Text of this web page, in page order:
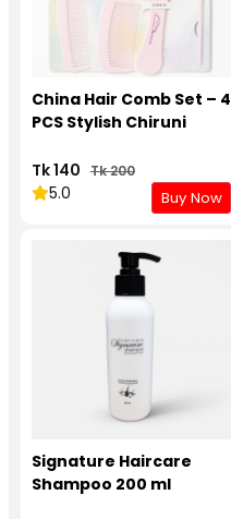
China Hair Comb Set – 4
PCS Stylish Chiruni
Tk 140 Tk 200
5.0 Buy Now
Signature Haircare
Shampoo 200 ml